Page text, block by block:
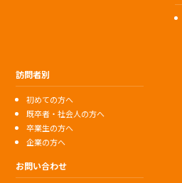
訪問者別
初めての方へ
既卒者・社会人の方へ
卒業生の方へ
企業の方へ
お問い合わせ